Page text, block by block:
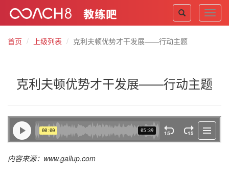
首页
上级列表 克利夫顿优势才干发展——行动主题
克利夫顿优势才干发展——行动主题
内容来源：www.gallup.com